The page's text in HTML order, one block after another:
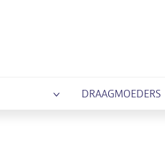
DRAAGMOEDERS